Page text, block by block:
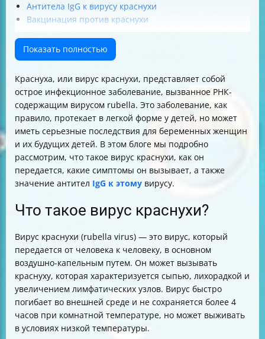
Антитела IgG к вирусу краснухи
Вакцинация против краснухи
Показать полностью
Краснуха, или вирус краснухи, представляет собой
острое инфекционное заболевание, вызванное РНК-
содержащим вирусом rubella. Это заболевание, как
правило, протекает в легкой форме у детей, но может
иметь серьезные последствия для беременных женщин
и их будущих детей. В этом блоге мы подробно
рассмотрим, что такое вирус краснухи, как он
передается, какие симптомы он вызывает, а также
значение антител IgG к этому вирусу.
Что такое вирус краснухи?
Вирус краснухи (rubella virus) — это вирус, который
передается от человека к человеку, в основном
воздушно-капельным путем. Он может вызывать
краснуху, которая характеризуется сыпью, лихорадкой и
увеличением лимфатических узлов. Вирус быстро
погибает во внешней среде и не сохраняется более 4
часов при комнатной температуре, но может выживать
в условиях низкой температуры.